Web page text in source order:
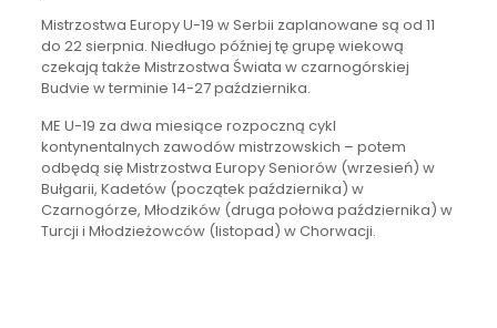
Mistrzostwa Europy U-19 w Serbii zaplanowane są od 11
do 22 sierpnia. Niedługo później tę grupę wiekową
czekają także Mistrzostwa Świata w czarnogórskiej
Budvie w terminie 14-27 października.
ME U-19 za dwa miesiące rozpoczną cykl
kontynentalnych zawodów mistrzowskich – potem
odbędą się Mistrzostwa Europy Seniorów (wrzesień) w
Bułgarii, Kadetów (początek października) w
Czarnogórze, Młodzików (druga połowa października) w
Turcji i Młodzieżowców (listopad) w Chorwacji.